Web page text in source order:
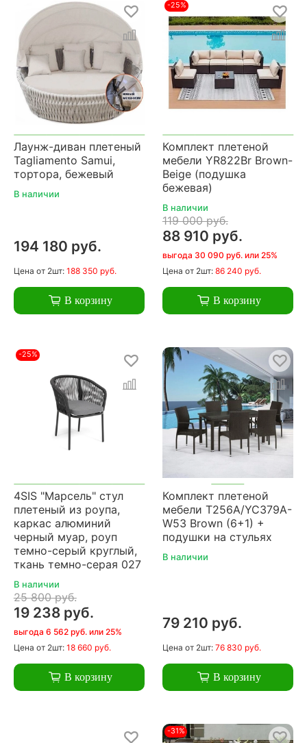
Лаунж-диван плетеный
Tagliamento Samui,
тортора, бежевый
В наличии
194 180 руб.
Цена от 2шт: 188 350 руб.
В корзину
-25%
Комплект плетеной
мебели YR822Br Brown-
Beige (подушка
бежевая)
В наличии
119 000 руб.
88 910 руб.
выгода 30 090 руб. или 25%
Цена от 2шт: 86 240 руб.
В корзину
-25%
4SIS "Марсель" стул
плетеный из роупа,
каркас алюминий
черный муар, роуп
темно-серый круглый,
ткань темно-серая 027
В наличии
25 800 руб.
19 238 руб.
выгода 6 562 руб. или 25%
Цена от 2шт: 18 660 руб.
В корзину
Комплект плетеной
мебели T256A/YC379A-
W53 Brown (6+1) +
подушки на стульях
В наличии
79 210 руб.
Цена от 2шт: 76 830 руб.
В корзину
-31%